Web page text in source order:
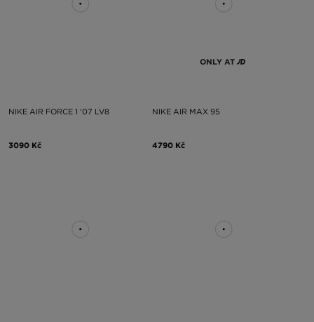
NIKE AIR FORCE 1 '07 LV8
3090 Kč
ONLY AT
NIKE AIR MAX 95
4790 Kč